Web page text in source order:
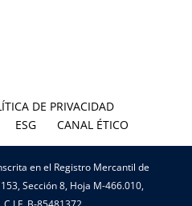
DE PRIVACIDAD
ESG CANAL ÉTICO
en el Registro Mercantil de
Sección 8, Hoja M-466.010,